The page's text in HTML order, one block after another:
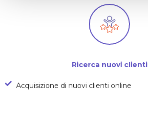
Ricerca nuovi clienti
Acquisizione di nuovi clienti online